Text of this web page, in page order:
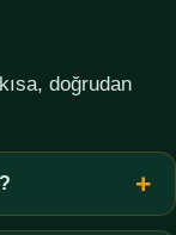
doğrudan
veri